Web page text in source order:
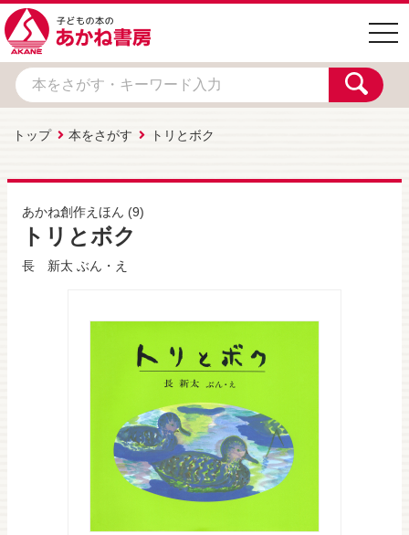
トップ 本をさがす トリとボク
あかね創作えほん (9)
トリとボク
長 新太 ぶん・え